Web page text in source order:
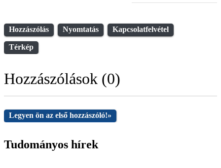
Hozzászólás Nyomtatás Kapcsolatfelvétel
Térkép
Hozzászólások (0)
Legyen ön az első hozzászóló!»
Tudományos hírek